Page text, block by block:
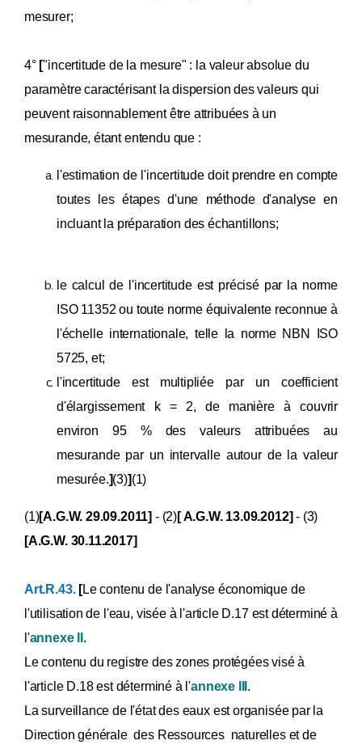
mesurer;
4° ["incertitude de la mesure" : la valeur absolue du
paramètre caractérisant la dispersion des valeurs qui
peuvent raisonnablement être attribuées à un
mesurande, étant entendu que :
l'estimation de l'incertitude doit prendre en compte
toutes les étapes d'une méthode d'analyse en
incluant la préparation des échantillons;
le calcul de l'incertitude est précisé par la norme
ISO 11352 ou toute norme équivalente reconnue à
l'échelle internationale, telle la norme NBN ISO
5725, et;
l'incertitude est multipliée par un coefficient
d'élargissement k = 2, de manière à couvrir
environ 95 % des valeurs attribuées au
mesurande par un intervalle autour de la valeur
mesurée.](3)](1)
(1)[A.G.W. 29.09.2011] - (2)[ A.G.W. 13.09.2012]- (3)
[A.G.W. 30.11.2017]
Art.R.43. [Le contenu de l'analyse économique de
l'utilisation de l'eau, visée à l'article D.17 est déterminé à
l'annexe II .
Le contenu du registre des zones protégées visé à
l'article D.18 est déterminé à l'annexe III .
La surveillance de l'état des eaux est organisée par la
Direction générale des Ressources naturelles et de